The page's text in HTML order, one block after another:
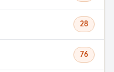
28
76